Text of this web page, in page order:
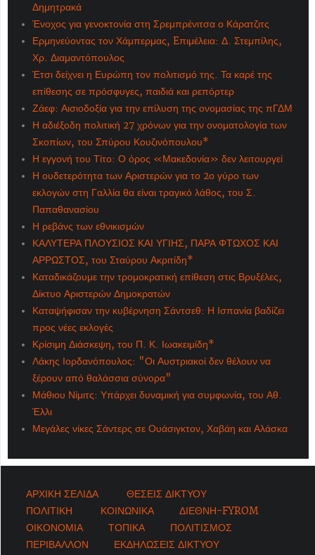
Δημητρακά
Ένοχος για γενοκτονία στη Σρεμπρένιτσα ο Κάρατζιτς
Ερμηνεύοντας τον Χάμπερμας, Eπιμέλεια: Δ. Στεμπίλης,
Χρ. Διαμαντόπουλος
Έτσι δείχνει η Ευρώπη τον πολιτισμό της. Τα καρέ της
επίθεσης σε πρόσφυγες, παιδιά και ρεπόρτερ
Ζάεφ: Αισιοδοξία για την επίλυση της ονομασίας της πΓΔΜ
Η αδιέξοδη πολιτική 27 χρόνων για την ονοματολογία των
Σκοπίων, του Σπύρου Κουζινόπουλου*
Η εγγονή του Τίτο: Ο όρος «Μακεδονία» δεν λειτουργεί
Η ουδετερότητα των Αριστερών για το 2ο γύρο των
εκλογών στη Γαλλία θα είναι τραγικό λάθος, του Σ.
Παπαθανασίου
Η ρεβάνς των εθνικισμών
ΚΑΛΥΤΕΡΑ ΠΛΟΥΣΙΟΣ ΚΑΙ ΥΓΙΗΣ, ΠΑΡΑ ΦΤΩΧΟΣ ΚΑΙ
ΑΡΡΩΣΤΟΣ, του Σταύρου Ακριτίδη*
Καταδικάζουμε την τρομοκρατική επίθεση στις Βρυξέλες,
Δίκτυο Αριστερών Δημοκρατών
Καταψήφισαν την κυβέρνηση Σάντσεθ: Η Ισπανία βαδίζει
προς νέες εκλογές
Κρίσιμη Διάσκεψη, του Π. Κ. Ιωακειμίδη*
Λάκης Ιορδανόπουλος: "Οι Αυστριακοί δεν θέλουν να
ξέρουν από θαλάσσια σύνορα"
Μάθιου Νίμιτς: Υπάρχει δυναμική για συμφωνία, του Αθ.
Έλλι
Μεγάλες νίκες Σάντερς σε Ουάσιγκτον, Χαβάη και Αλάσκα
ΑΡΧΙΚΗ ΣΕΛΙΔΑ
ΘΕΣΕΙΣ ΔΙΚΤΥΟΥ
ΠΟΛΙΤΙΚΗ
ΚΟΙΝΩΝΙΚΑ
ΔΙΕΘΝΗ-FYROM
ΟΙΚΟΝΟΜΙΑ
ΤΟΠΙΚΑ
ΠΟΛΙΤΙΣΜΟΣ
ΠΕΡΙΒΑΛΛΟΝ
ΕΚΔΗΛΩΣΕΙΣ ΔΙΚΤΥΟΥ